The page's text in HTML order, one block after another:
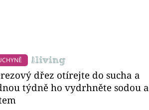
dřez otírejte do sucha a
týdně ho vydrhněte sodou a